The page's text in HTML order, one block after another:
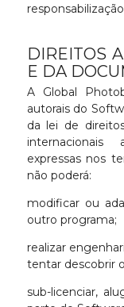
DIREITOS
E DA
A Global
autorais do
da lei de
internacionais
expressas nos
não poderá:
modificar ou
outro programa;
realizar
tentar descobrir
sub-licenciar,